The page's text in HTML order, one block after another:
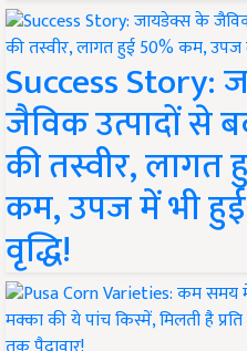
Success Story:
जैविक उत्पादों से
की तस्वीर, लागत
कम, उपज में भी
वृद्धि!